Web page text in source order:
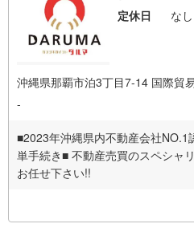
定休日
なし
沖縄県那覇市泊3丁目7-14 国際貿
-
■2023年沖縄県内不動産会社NO.1
単手続き■ 不動産売買のスペシャ
お任せ下さい!!